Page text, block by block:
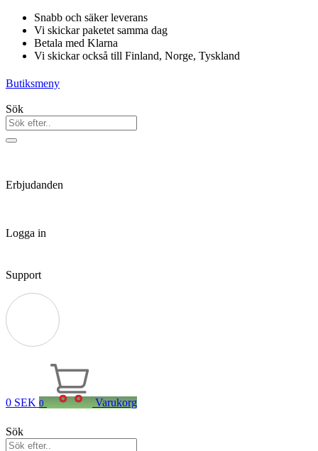
Hoppa
innehåll
Snabb och säker leverans
Vi skickar paketet samma dag
Betala med Klarna
Vi skickar också till Finland, Norge, Tyskland
Butiksmeny
Sök
Erbjudanden
Logga in
Support
0 SEK 0 Varukorg
Sök